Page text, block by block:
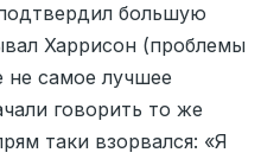
большую
Харрисон (проблемы
самое лучшее
говорить то же
таки взорвался: «Я